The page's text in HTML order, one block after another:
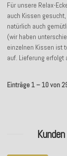
Für unsere Relax-
auch Kissen
natürlich auch
(wir haben
einzelnen Kissen ist
auf. Lieferung erfolgt
Einträge 1 – 10 von